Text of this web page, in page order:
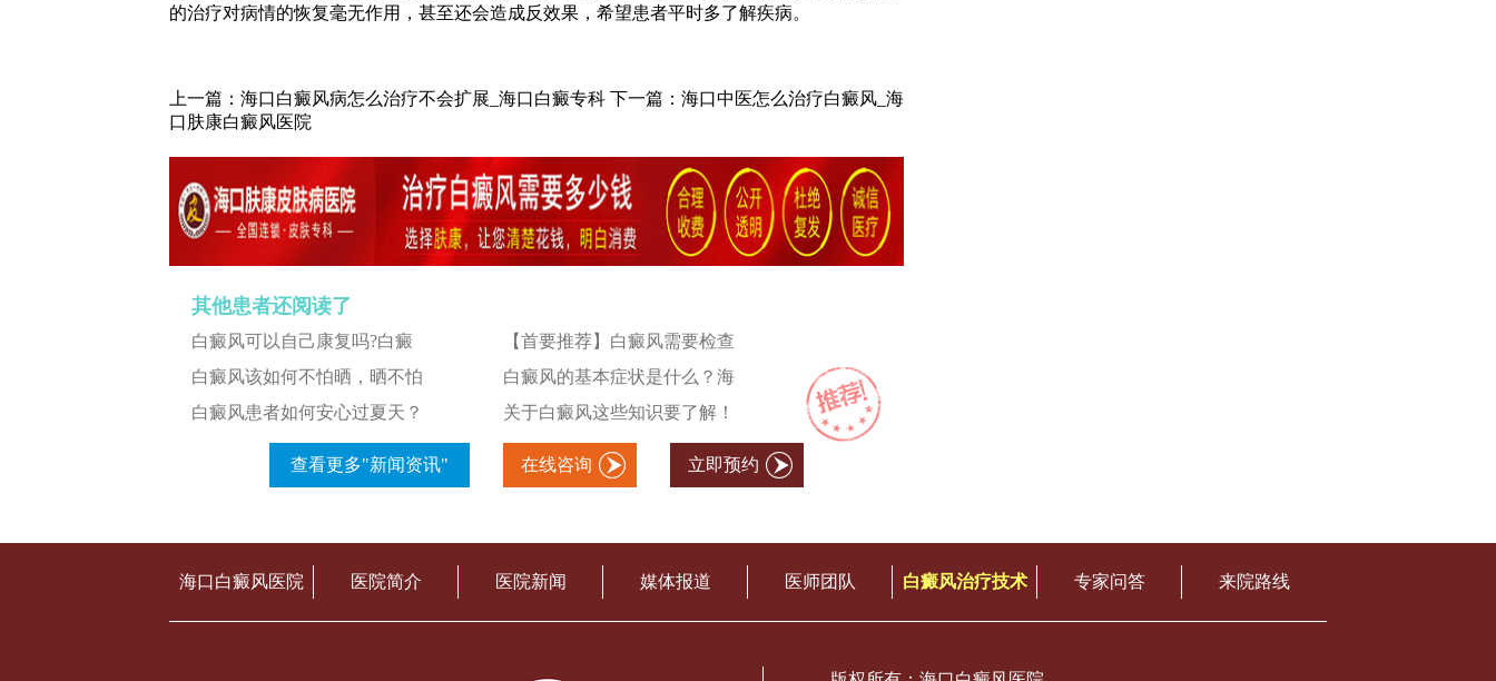
的治疗对病情的恢复毫无作用，甚至还会造成反效果，希望患者平时多了解疾病。
上一篇： 海口白癜风病怎么治疗不会扩展_海口白癜专科 下一篇： 海口中医怎么治疗白癜风_海
口肤康白癜风医院
其他患者还阅读了
白癜风可以自己康复吗?白癜
【首要推荐】白癜风需要检查
白癜风该如何不怕晒，晒不怕
白癜风的基本症状是什么？海
白癜风患者如何安心过夏天？
关于白癜风这些知识要了解！
查看更多"新闻资讯" 在线咨询 立即预约
海口白癜风医院 医院简介 医院新闻 媒体报道 医师团队 白癜风治疗技术 专家问答 来院路线